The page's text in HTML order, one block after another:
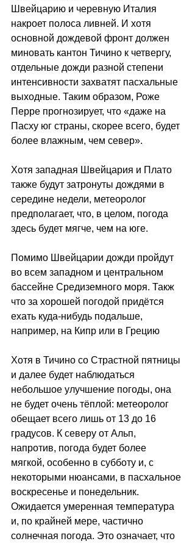
Швейцарию и черевную Италия
накроет полоса ливней. И хотя
основной дождевой фронт должен
миновать кантон Тичино к четвергу,
отдельные дожди разной степени
интенсивности захватят пасхальные
выходные. Таким образом, Роже
Перре прогнозирует, что «даже на
Пасху юг страны, скорее всего, будет
более влажным, чем север».
Хотя западная Швейцария и Плато
также будут затронуты дождями в
середине недели, метеоролог
предполагает, что, в целом, погода
здесь будет мягче, чем на юге.
Помимо Швейцарии дожди пройдут
во всем западном и центральном
бассейне Средиземного моря. Такж
что за хорошей погодой придётся
ехать куда-нибудь подальше,
например, на Кипр или в Грецию
Хотя в Тичино со Страстной пятницы
и далее будет наблюдаться
небольшое улучшение погоды, она
не будет очень тёплой: метеоролог
обещает всего лишь от 13 до 16
градусов. К северу от Альп,
напротив, погода будет более
мягкой, особенно в субботу и, с
некоторыми нюансами, в пасхальное
воскресенье и понедельник.
Ожидается умеренная температура
и, по крайней мере, частично
солнечная погода. Это означает, что